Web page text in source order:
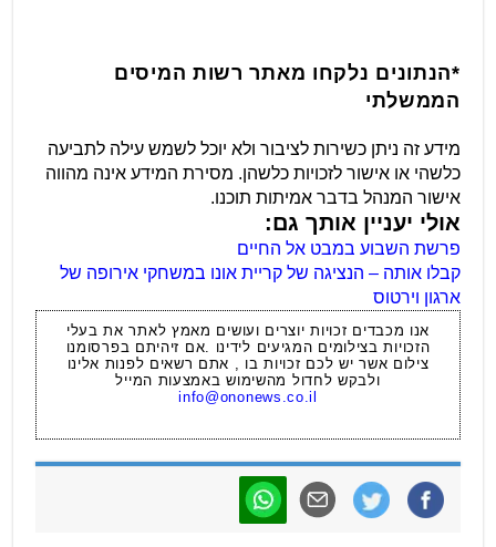
*הנתונים נלקחו מאתר רשות המיסים
הממשלתי
מידע זה ניתן כשירות לציבור ולא יוכל לשמש עילה לתביעה
כלשהי או אישור לזכויות כלשהן. מסירת המידע אינה מהווה
אישור המנהל בדבר אמיתות תוכנו.
אולי יעניין אותך גם:
פרשת השבוע במבט אל החיים
קבלו אותה – הנציגה של קריית אונו במשחקי אירופה של
ארגון וירטוס
אנו מכבדים זכויות יוצרים ועושים מאמץ לאתר את בעלי
הזכויות בצילומים המגיעים לידינו .אם זיהיתם בפרסומנו
צילום אשר יש לכם זכויות בו , אתם רשאים לפנות אלינו
ולבקש לחדול מהשימוש באמצעות המייל
info@ononews.co.il